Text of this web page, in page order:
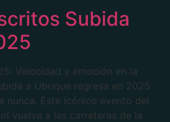
Subida
Velocidad y emoción en la
a Ubrique regresa en 2025
nunca. Este icónico evento del
vuelve a las carreteras de la